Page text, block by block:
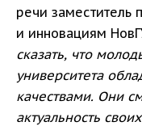
речи заместитель
и инновациям
сказать, что
университета
качествами. Они
актуальность